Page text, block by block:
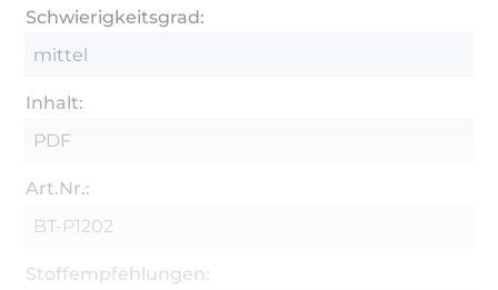
Schwierigkeitsgrad:
mittel
Inhalt:
PDF
Art.Nr.:
BT-P1202
Stoffempfehlungen: